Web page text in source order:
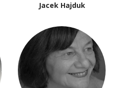
Jacek Hajduk